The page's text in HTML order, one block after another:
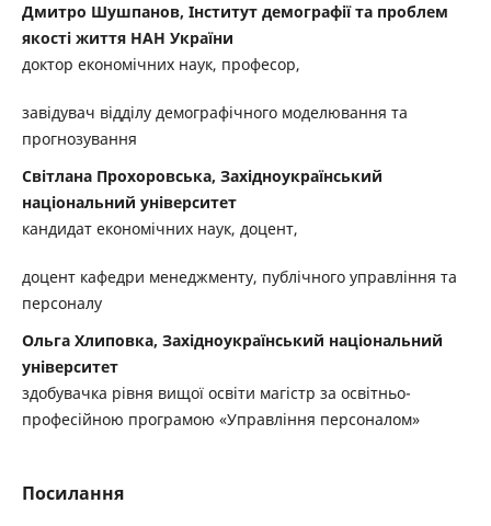
Дмитро Шушпанов, Інститут демографії та проблем
якості життя НАН України
доктор економічних наук, професор,
завідувач відділу демографічного моделювання та
прогнозування
Світлана Прохоровська, Західноукраїнський
національний університет
кандидат економічних наук, доцент,
доцент кафедри менеджменту, публічного управління та
персоналу
Ольга Хлиповка, Західноукраїнський національний
університет
здобувачка рівня вищої освіти магістр за освітньо-
професійною програмою «Управління персоналом»
Посилання